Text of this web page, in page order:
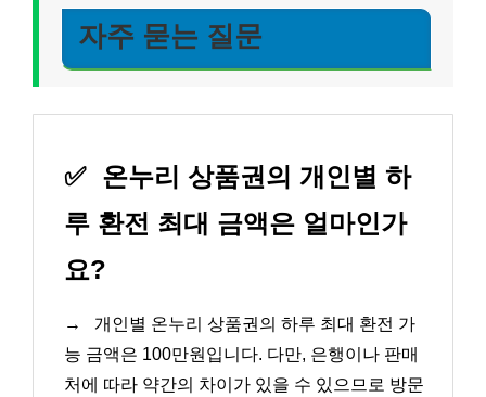
자주 묻는 질문
✅ 온누리 상품권의 개인별 하
루 환전 최대 금액은 얼마인가
요?
→
개인별 온누리 상품권의 하루 최대 환전 가
능 금액은 100만원입니다. 다만, 은행이나 판매
처에 따라 약간의 차이가 있을 수 있으므로 방문